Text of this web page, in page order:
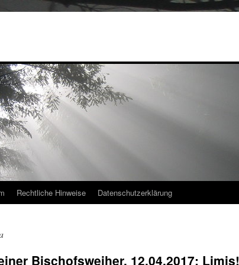
Rechtliche Hinweise Datenschutzerklärung
Bischofsweiher, 12.04.2017: Limis!